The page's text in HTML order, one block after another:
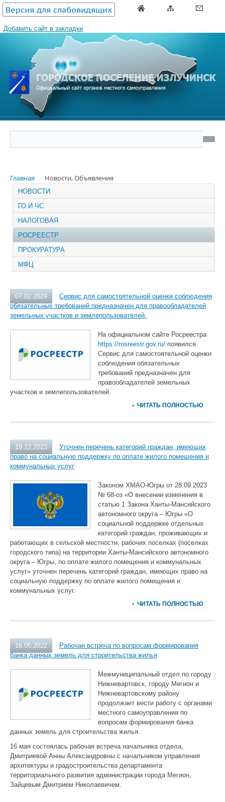
Версия для слабовидящих
Добавить сайт в закладки
Главная Новости, Объявления
НОВОСТИ
ГО И ЧС
НАЛОГОВАЯ
РОСРЕЕСТР
ПРОКУРАТУРА
МФЦ
07.02.2024
Сервис для самостоятельной оценки соблюдения
обязательных требований предназначен для правообладателей
земельных участков и землепользователей.
На официальном сайте Росреестра
https://rosreestr.gov.ru/ появился
Сервис для самостоятельной оценки
соблюдения обязательных
требований предназначен для
правообладателей земельных
участков и землепользователей.
ЧИТАТЬ ПОЛНОСТЬЮ
19.12.2023
Уточнен перечень категорий граждан, имеющих
право на социальную поддержку по оплате жилого помещения и
коммунальных услуг
Законом ХМАО-Югры от 28.09.2023
№ 68-оз «О внесении изменения в
статью 1 Закона Ханты-Мансийского
автономного округа – Югры «О
социальной поддержке отдельных
категорий граждан, проживающих и
работающих в сельской местности, рабочих поселках (поселках
городского типа) на территории Ханты-Мансийского автономного
округа – Югры, по оплате жилого помещения и коммунальных
услуг» уточнен перечень категорий граждан, имеющих право на
социальную поддержку по оплате жилого помещения и
коммунальных услуг.
ЧИТАТЬ ПОЛНОСТЬЮ
16.05.2022
Рабочая встреча по вопросам формирования
банка данных земель для строительства жилья
Межмуниципальный отдел по городу
Нижневартовск, городу Мегион и
Нижневартовскому району
продолжает вести работу с органами
местного самоуправления по
вопросам формирования банка
данных земель для строительства жилья.
16 мая состоялась рабочая встреча начальника отдела,
Дмитриевой Анны Александровны с начальником управления
архитектуры и градостроительства департамента
территориального развития администрации города Мегион,
Зайцевым Дмитрием Николаевичем.